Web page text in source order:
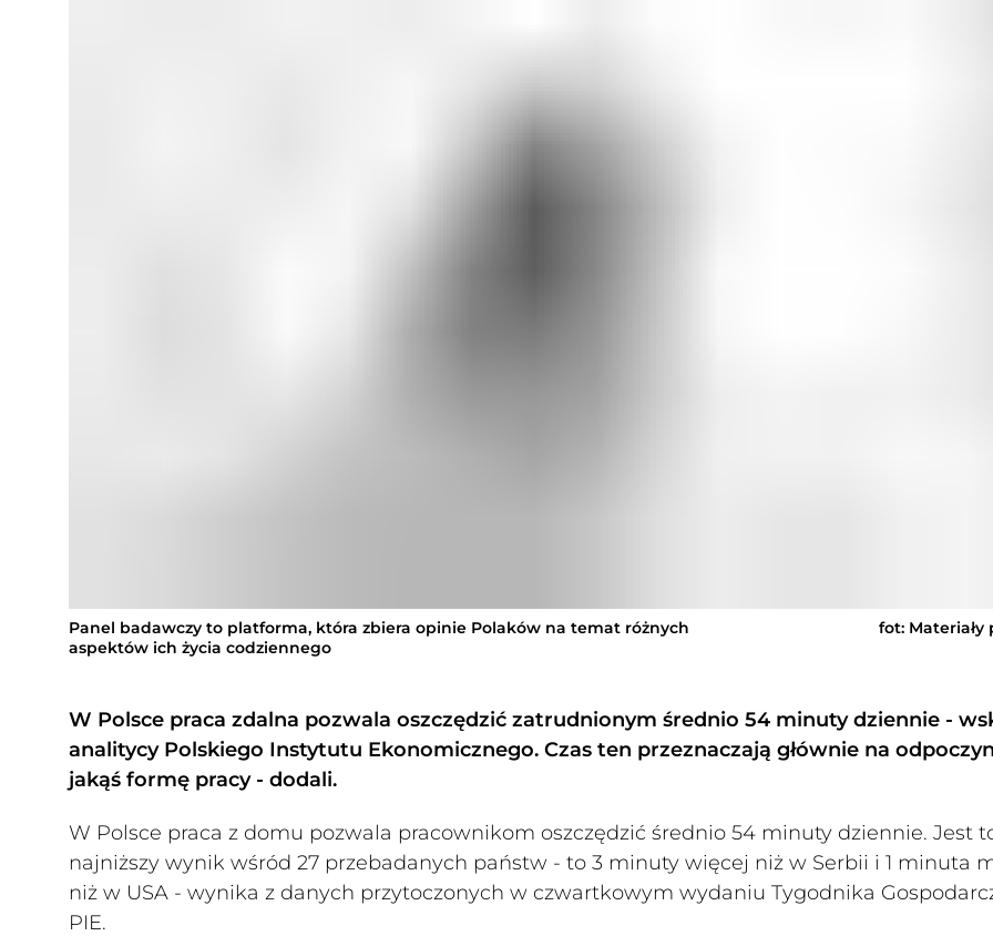
Panel badawczy to platforma, która zbiera opinie Polaków na temat różnych
aspektów ich życia codziennego
fot: Materiały
W Polsce praca zdalna pozwala oszczędzić zatrudnionym średnio 54 minuty dziennie -
analitycy Polskiego Instytutu Ekonomicznego. Czas ten przeznaczają głównie na
jakąś formę pracy - dodali.
W Polsce praca z domu pozwala pracownikom oszczędzić średnio 54 minuty dziennie. Jest
najniższy wynik wśród 27 przebadanych państw - to 3 minuty więcej niż w Serbii i 1 minuta
niż w USA - wynika z danych przytoczonych w czwartkowym wydaniu Tygodnika
PIE.